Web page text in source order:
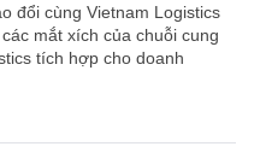
đổi cùng Vietnam Logistics
mắt xích của chuỗi cung
tích hợp cho doanh